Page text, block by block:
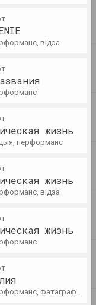
двара, ці
Адамаў
"Тут
мінулае і
ў Беларусі,
музейны
відэа
жизнь
перформанс
жизнь
відэа
жизнь
фатаграфія